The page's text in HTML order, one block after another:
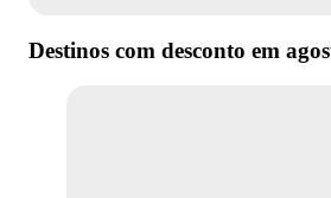
Destinos com desconto em